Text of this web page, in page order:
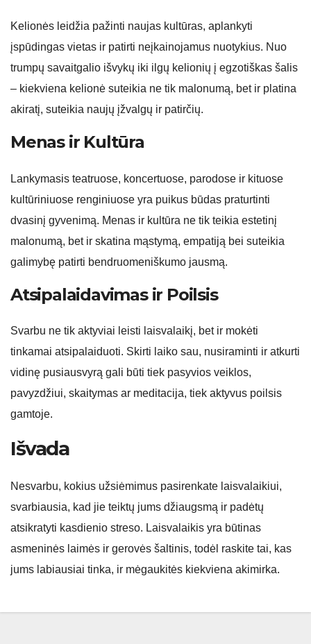
Kelionės leidžia pažinti naujas kultūras, aplankyti
įspūdingas vietas ir patirti neįkainojamus nuotykius. Nuo
trumpų savaitgalio išvykų iki ilgų kelionių į egzotiškas šalis
– kiekviena kelionė suteikia ne tik malonumą, bet ir platina
akiratį, suteikia naujų įžvalgų ir patirčių.
Menas ir Kultūra
Lankymasis teatruose, koncertuose, parodose ir kituose
kultūriniuose renginiuose yra puikus būdas praturtinti
dvasinį gyvenimą. Menas ir kultūra ne tik teikia estetinį
malonumą, bet ir skatina mąstymą, empatiją bei suteikia
galimybę patirti bendruomeniškumo jausmą.
Atsipalaidavimas ir Poilsis
Svarbu ne tik aktyviai leisti laisvalaikį, bet ir mokėti
tinkamai atsipalaiduoti. Skirti laiko sau, nusiraminti ir atkurti
vidinę pusiausvyrą gali būti tiek pasyvios veiklos,
pavyzdžiui, skaitymas ar meditacija, tiek aktyvus poilsis
gamtoje.
Išvada
Nesvarbu, kokius užsiėmimus pasirenkate laisvalaikiui,
svarbiausia, kad jie teiktų jums džiaugsmą ir padėtų
atsikratyti kasdienio streso. Laisvalaikis yra būtinas
asmeninės laimės ir gerovės šaltinis, todėl raskite tai, kas
jums labiausiai tinka, ir mėgaukitės kiekviena akimirka.